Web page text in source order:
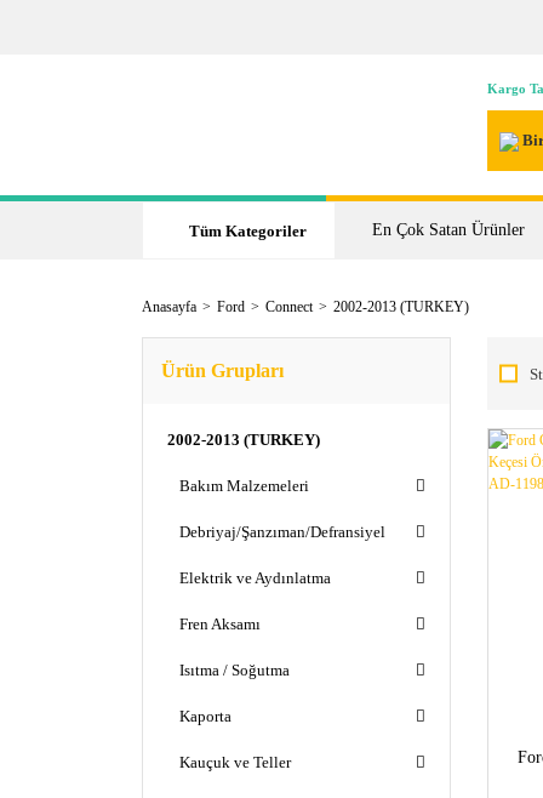
Kargo
Tüm Kategoriler En Çok Satan Ürünler
Anasayfa Ford Connect 2002-2013 (TURKEY)
Ürün Grupları
2002-2013 (TURKEY)
Bakım Malzemeleri
Debriyaj/Şanzıman/Defransiyel
Elektrik ve Aydınlatma
Fren Aksamı
Isıtma / Soğutma
Kaporta
Kauçuk ve Teller